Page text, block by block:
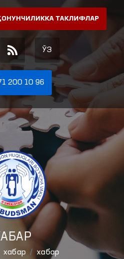
ТАКЛИФЛАР
ЎЗ
200 10 96
хабар хабар